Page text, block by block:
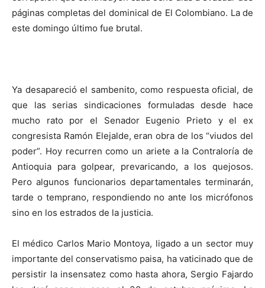
páginas completas del dominical de El Colombiano. La de
este domingo último fue brutal.
Ya desapareció el sambenito, como respuesta oficial, de
que las serias sindicaciones formuladas desde hace
mucho rato por el Senador Eugenio Prieto y el ex
congresista Ramón Elejalde, eran obra de los “viudos del
poder”. Hoy recurren como un ariete a la Contraloría de
Antioquia para golpear, prevaricando, a los quejosos.
Pero algunos funcionarios departamentales terminarán,
tarde o temprano, respondiendo no ante los micrófonos
sino en los estrados de la justicia.
El médico Carlos Mario Montoya, ligado a un sector muy
importante del conservatismo paisa, ha vaticinado que de
persistir la insensatez como hasta ahora, Sergio Fajardo